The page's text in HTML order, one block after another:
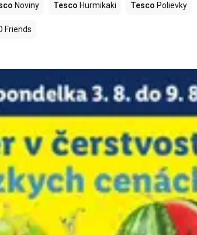
Noviny Tesco Hurmikaki Tesco Polievky
Friends